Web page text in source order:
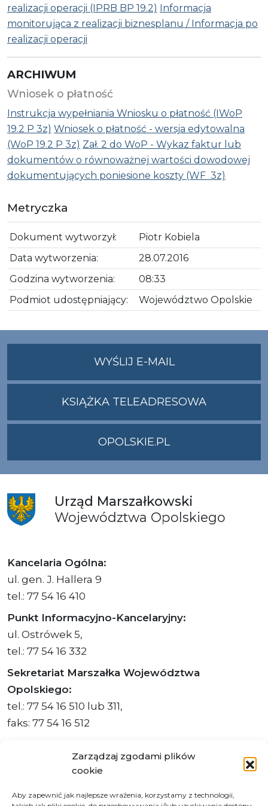
Zarządzaj zgodami plików
cookie
Aby zapewnić jak najlepsze wrażenia, korzystamy z technologii,
realizacji operacji (IPRB BP 19.2) Informacja
monitorująca z realizacji biznesplanu / Informacja po
realizacji operacji
ARCHIWUM
Wniosek o płatność
Instrukcja wypełniania Wniosku o płatność (IWoP
19.2 P 3z) Wniosek o płatność - wersja edytowalna
(WoP 19.2 P 3z) Zał. 2 do WoP - Wykaz faktur lub
dokumentów o równoważnej wartości dowodowej
dokumentujących poniesione koszty (WF 3z)
Metryczka
Dokument wytworzył:
Piotr Kobiela
Data wytworzenia:
28.07.2016
Godzina wytworzenia:
08:33
Podmiot udostępniający:
Województwo Opolskie
WYŚLIJ E-MAILNA
ADRES
KSIĄŻKA TELEADRESOWA
OPOLSKIE.PL
Urząd Marszałkowski
Województwa Opolskiego
Kancelaria Ogólna:
ul. gen. J. Hallera 9
tel.: 77 54 16 410
Punkt Informacyjno-Kancelaryjny:
ul. Ostrówek 5,
tel.: 77 54 16 332
Sekretariat Marszałka Województwa
Opolskiego:
tel.: 77 54 16 510 lub 311,
faks: 77 54 16 512
Adres do e-Doręczeń